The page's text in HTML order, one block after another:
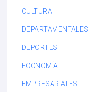
CULTURA
DEPARTAMENTALES
DEPORTES
ECONOMÍA
EMPRESARIALES